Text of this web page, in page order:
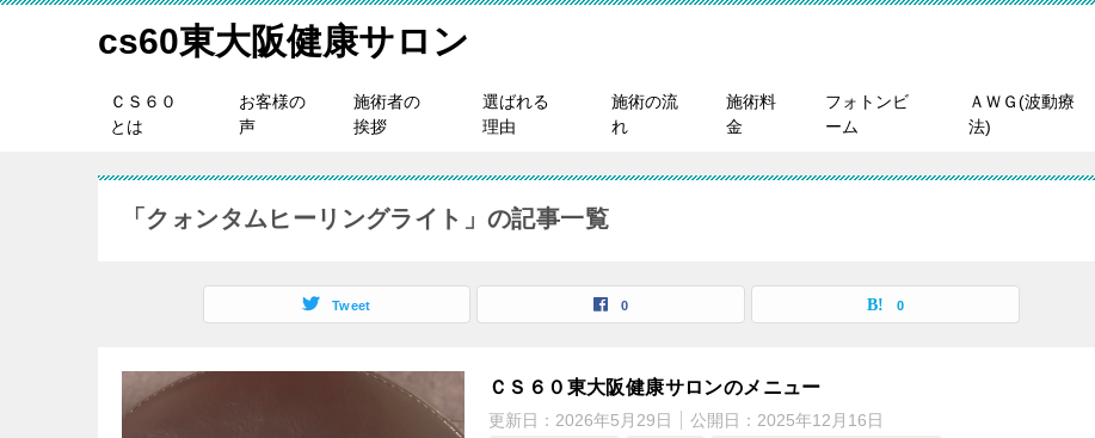
cs60東大阪健康サロン
ＣＳ６０
とは
お客様の
声
施術者の
挨拶
選ばれる
理由
施術の流
れ
施術料
金
フォトンビ
ーム
ＡＷＧ(波動療
法)
「クォンタムヒーリングライト」の記事一覧
Tweet 0 0
ＣＳ６０東大阪健康サロンのメニュー
更新日： 2026年5月29日 公開日： 2025年12月16日